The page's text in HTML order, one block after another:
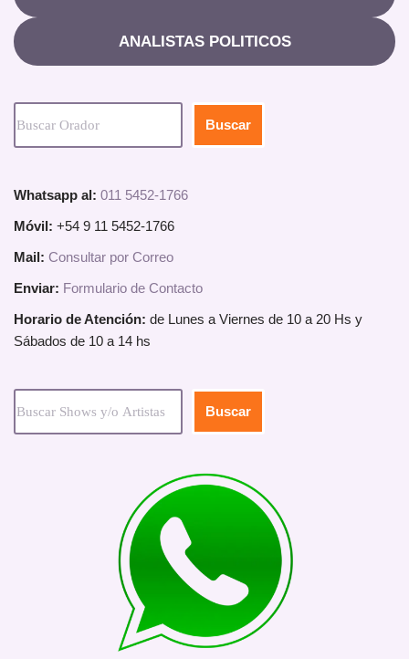
ANALISTAS POLITICOS
Buscar
Whatsapp al: 011 5452-1766
Móvil: +54 9 11 5452-1766
Mail: Consultar por Correo
Enviar: Formulario de Contacto
Horario de Atención: de Lunes a Viernes de 10 a 20 Hs y
Sábados de 10 a 14 hs
Buscar